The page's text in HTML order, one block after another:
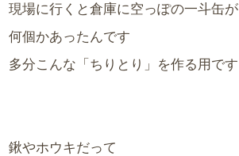
現場に行くと倉庫に空っぽの一斗缶が
何個かあったんです
多分こんな「ちりとり」を作る用です
鍬やホウキだって